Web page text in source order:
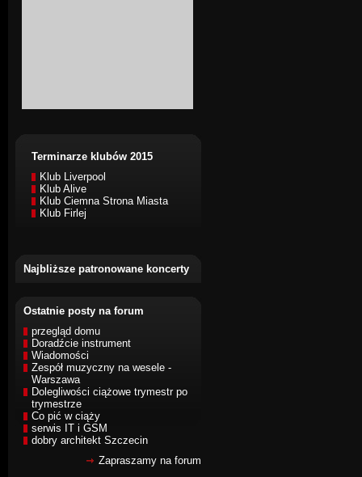
Terminarze klubów 2015
Klub Liverpool
Klub Alive
Klub Ciemna Strona Miasta
Klub Firlej
Najbliższe patronowane koncerty
Ostatnie posty na forum
przegląd domu
Doradźcie instrument
Wiadomości
Zespół muzyczny na wesele -
Warszawa
Dolegliwości ciążowe trymestr po
trymestrze
Co pić w ciąży
serwis IT i GSM
dobry architekt Szczecin
Zapraszamy na forum